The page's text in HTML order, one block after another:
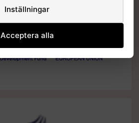
Inställningar
Acceptera alla